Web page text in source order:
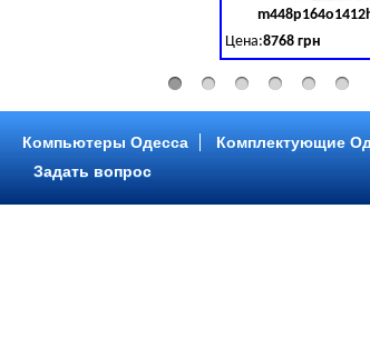
Цена:8768 грн
Intel Core ™ i3 2 ядра
Компьютеры Одесса Комплектующие
Задать вопрос